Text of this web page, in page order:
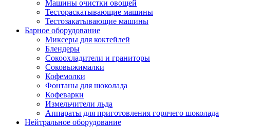
Машины очистки овощей
Тестораскатывающие машины
Тестозакатывающие машины
Барное оборудование
Миксеры для коктейлей
Блендеры
Сокоохладители и граниторы
Соковыжималки
Кофемолки
Фонтаны для шоколада
Кофеварки
Измельчители льда
Аппараты для приготовления горячего шоколада
Нейтральное оборудование